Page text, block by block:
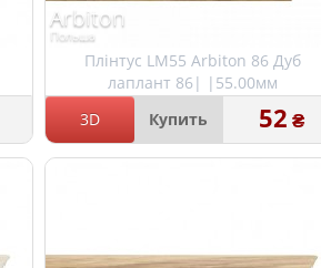
Плінтус LM55 Arbiton 86 Дуб
лаплант 86| |55.00мм
Arbiton
Польша
3D Купить 52 ₴